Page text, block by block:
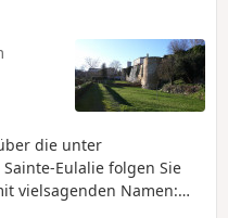
die unter
Eulalie folgen Sie
vielsagenden Namen: